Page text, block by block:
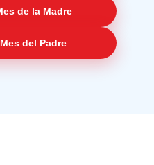
de la Madre
Mes del Padre